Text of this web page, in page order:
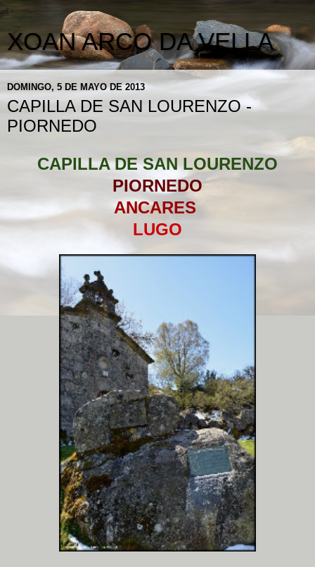
XOAN ARCO DA VELLA
DOMINGO, 5 DE MAYO DE 2013
CAPILLA DE SAN LOURENZO -
PIORNEDO
CAPILLA DE SAN LOURENZO
PIORNEDO
ANCARES
LUGO